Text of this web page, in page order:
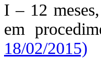
I – 12
em
18/02/2015)